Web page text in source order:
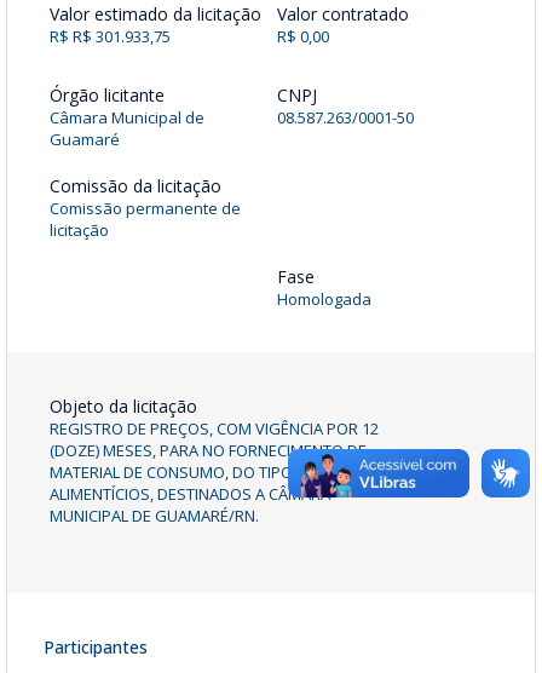
Valor estimado da licitação
R$ R$ 301.933,75
Valor contratado
R$ 0,00
Órgão licitante
Câmara Municipal de
Guamaré
CNPJ
08.587.263/0001-50
Comissão da licitação
Comissão permanente de
licitação
Fase
Homologada
Objeto da licitação
REGISTRO DE PREÇOS, COM VIGÊNCIA POR 12
(DOZE) MESES, PARA NO FORNECIMENTO DE
MATERIAL DE CONSUMO, DO TIPO GÊNEROS
ALIMENTÍCIOS, DESTINADOS A CÂMARA
MUNICIPAL DE GUAMARÉ/RN.
Participantes